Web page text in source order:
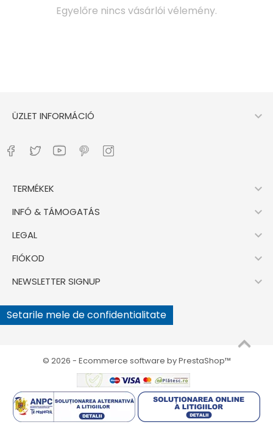
Egyelőre nincs vásárlói vélemény.
ÜZLET INFORMÁCIÓ 
TERMÉKEK 
INFÓ & TÁMOGATÁS 
LEGAL 
FIÓKOD 
NEWSLETTER SIGNUP 
Setarile mele de confidentialitate
© 2026 - Ecommerce software by PrestaShop™